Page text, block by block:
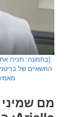
[בתמונה: תכירו
מם